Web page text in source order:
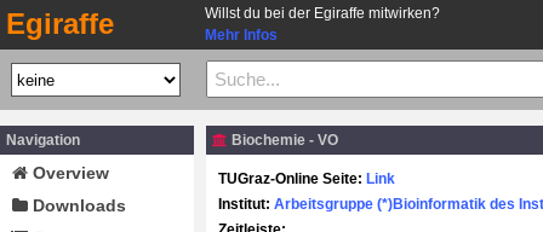
Egiraffe
Willst du bei der Egiraffe mitwirken?
Mehr Infos
Navigation
Overview
Downloads
Biochemie - VO
TUGraz-Online Seite: Link
Institut: Arbeitsgruppe (*)Bioinformatik des